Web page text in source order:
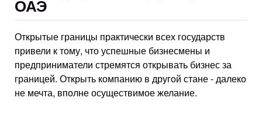
ОАЭ
Открытые границы практически всех государств
привели к тому, что успешные бизнесмены и
предприниматели стремятся открывать бизнес за
границей. Открыть компанию в другой стане - далеко
не мечта, вполне осуществимое желание.